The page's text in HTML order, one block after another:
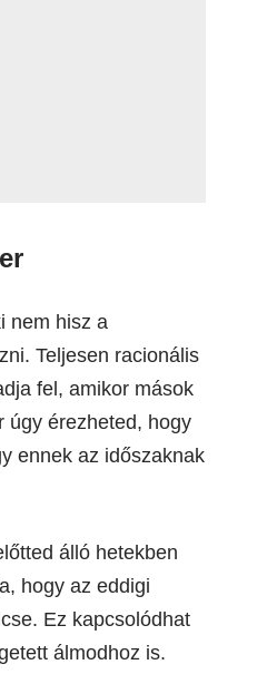
nem hisz a
Teljesen racionális
fel, amikor mások
úgy érezheted, hogy
ennek az időszaknak
álló hetekben
hogy az eddigi
Ez kapcsolódhat
álmodhoz is.